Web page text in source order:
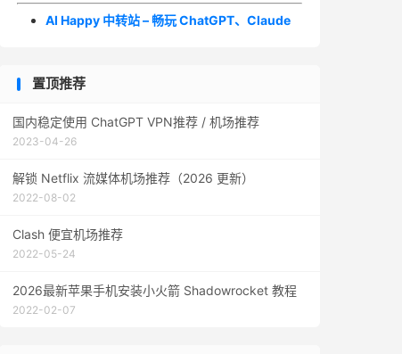
AI Happy 中转站 – 畅玩 ChatGPT、Claude
置顶推荐
国内稳定使用 ChatGPT VPN推荐 / 机场推荐
2023-04-26
解锁 Netflix 流媒体机场推荐（2026 更新）
2022-08-02
Clash 便宜机场推荐
2022-05-24
2026最新苹果手机安装小火箭 Shadowrocket 教程
2022-02-07